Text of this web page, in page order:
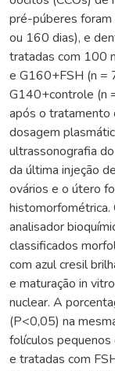
pré-púberes
ou 160 dias), e
tratadas com 100
e G160+FSH (n =
G140+controle (n
após o tratamento
dosagem
ultrassonografia
da última injeção
ovários e o útero
histomorfométrica.
analisador
classificados
com azul cresil
e maturação in
nuclear. A
(P<0,05) na
folículos
e tratadas com